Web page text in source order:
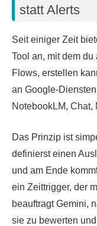
statt Alerts
Seit einiger Zeit
Tool an, mit dem
Flows, erstellen
an Google-
NotebookLM, Chat,
Das Prinzip ist
definierst einen
und am Ende
ein Zeittrigger, der
beauftragt Gemini,
sie zu bewerten